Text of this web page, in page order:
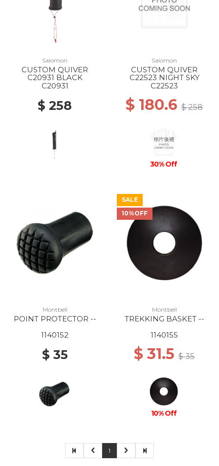
Salomon
CUSTOM QUIVER
C20931 BLACK
C20931
$ 258
Salomon
CUSTOM QUIVER
C22523 NIGHT SKY
C22523
$ 180.6 $ 258
30% Off
Montbell
POINT PROTECTOR --
1140152
$ 35
SALE
10%OFF
Montbell
TREKKING BASKET --
1140155
$ 31.5 $ 35
10% Off
1